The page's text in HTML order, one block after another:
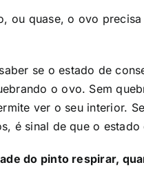
ou quase, o ovo
se o estado de
o ovo. Sem
ver o seu interior.
é sinal de que o
do pinto respirar,